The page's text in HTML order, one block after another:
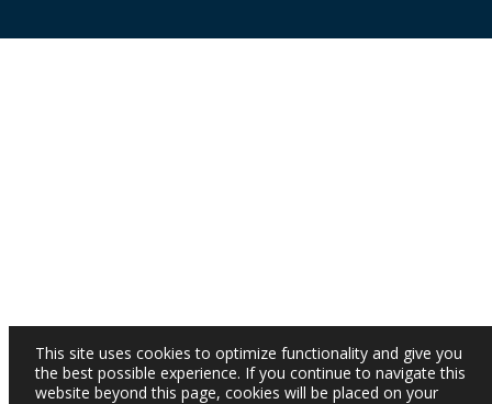
This site uses cookies to optimize functionality and give you
the best possible experience. If you continue to navigate this
website beyond this page, cookies will be placed on your